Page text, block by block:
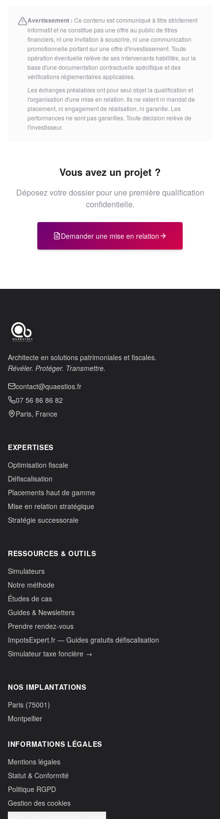
Avertissement : Ce contenu est communiqué à titre strictement
informatif et ne constitue pas une offre au public de titres
financiers, ni une invitation à souscrire, ni une communication
promotionnelle portant sur une offre d'investissement. Toute
opération éventuelle relève de ses intervenants habilités, sur la
base d'une documentation contractuelle spécifique et des
vérifications réglementaires applicables.
Les échanges préalables ont pour seul objet la qualification et
l'organisation d'une mise en relation. Ils ne valent ni mandat de
placement, ni engagement de réalisation, ni garantie. Les
performances ne sont pas garanties. Toute décision relève de
l'investisseur.
Vous avez un projet ?
Déposez votre dossier pour une première qualification
confidentielle.
Demander une mise en relation
Architecte en solutions patrimoniales et fiscales.
Révéler. Protéger. Transmettre.
contact@quaestios.fr
07 56 86 86 82
Paris, France
EXPERTISES
Optimisation fiscale
Défiscalisation
Placements haut de gamme
Mise en relation stratégique
Stratégie successorale
RESSOURCES & OUTILS
Simulateurs
Notre méthode
Études de cas
Guides & Newsletters
Prendre rendez-vous
ImpotsExpert.fr — Guides gratuits défiscalisation
Simulateur taxe foncière →
NOS IMPLANTATIONS
Paris (75001)
Montpellier
INFORMATIONS LÉGALES
Mentions légales
Statut & Conformité
Politique RGPD
Gestion des cookies